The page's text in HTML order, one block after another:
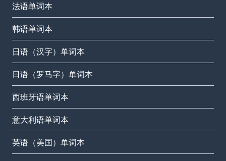
法语单词本
韩语单词本
日语（汉字）单词本
日语（罗马字）单词本
西班牙语单词本
意大利语单词本
英语（美国）单词本